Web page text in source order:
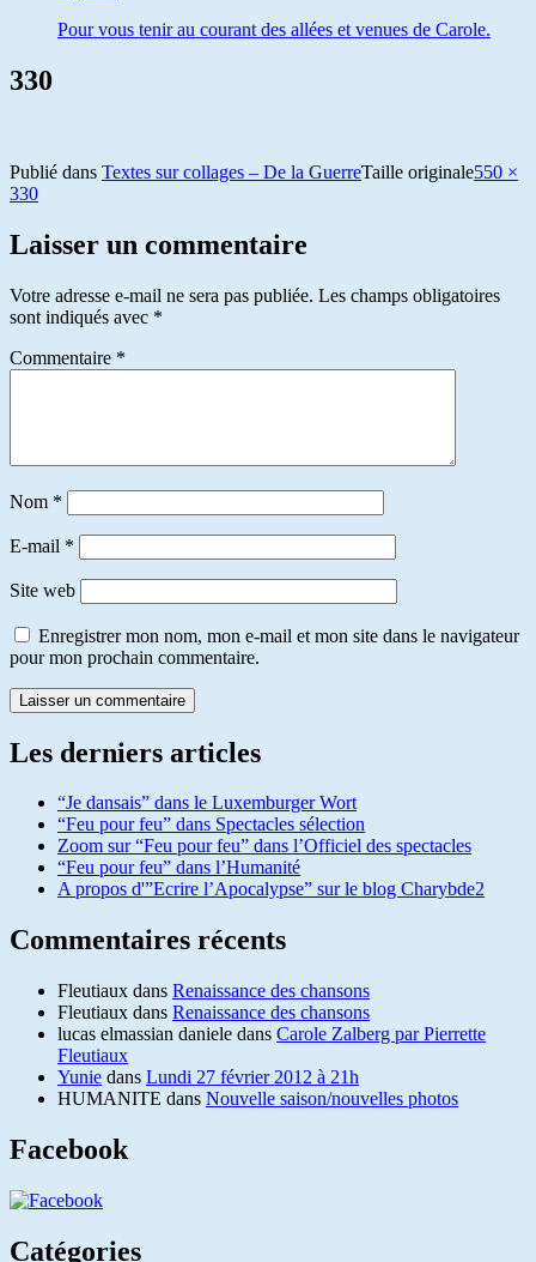
Pour vous tenir au courant des allées et venues de Carole.
330
Publié dans Textes sur collages – De la GuerreTaille originale550 ×
330
Laisser un commentaire
Votre adresse e-mail ne sera pas publiée. Les champs obligatoires
sont indiqués avec *
Commentaire *
Nom *
E-mail *
Site web
Enregistrer mon nom, mon e-mail et mon site dans le navigateur
pour mon prochain commentaire.
Les derniers articles
“Je dansais” dans le Luxemburger Wort
“Feu pour feu” dans Spectacles sélection
Zoom sur “Feu pour feu” dans l’Officiel des spectacles
“Feu pour feu” dans l’Humanité
A propos d'”Ecrire l’Apocalypse” sur le blog Charybde2
Commentaires récents
Fleutiaux dans Renaissance des chansons
Fleutiaux dans Renaissance des chansons
lucas elmassian daniele dans Carole Zalberg par Pierrette
Fleutiaux
Yunie dans Lundi 27 février 2012 à 21h
HUMANITE dans Nouvelle saison/nouvelles photos
Facebook
Catégories